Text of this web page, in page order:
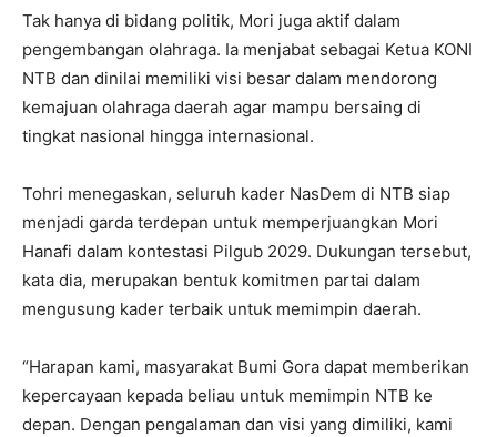
Tak hanya di bidang politik, Mori juga aktif dalam
pengembangan olahraga. Ia menjabat sebagai Ketua KONI
NTB dan dinilai memiliki visi besar dalam mendorong
kemajuan olahraga daerah agar mampu bersaing di
tingkat nasional hingga internasional.
Tohri menegaskan, seluruh kader NasDem di NTB siap
menjadi garda terdepan untuk memperjuangkan Mori
Hanafi dalam kontestasi Pilgub 2029. Dukungan tersebut,
kata dia, merupakan bentuk komitmen partai dalam
mengusung kader terbaik untuk memimpin daerah.
“Harapan kami, masyarakat Bumi Gora dapat memberikan
kepercayaan kepada beliau untuk memimpin NTB ke
depan. Dengan pengalaman dan visi yang dimiliki, kami